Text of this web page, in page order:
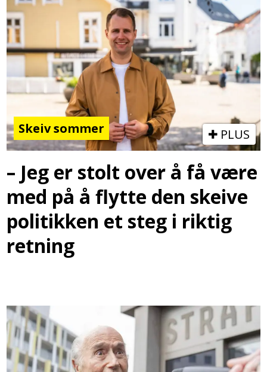
Skeiv sommer PLUS
– Jeg er stolt over å få være
med på å flytte den skeive
politikken et steg i riktig
retning